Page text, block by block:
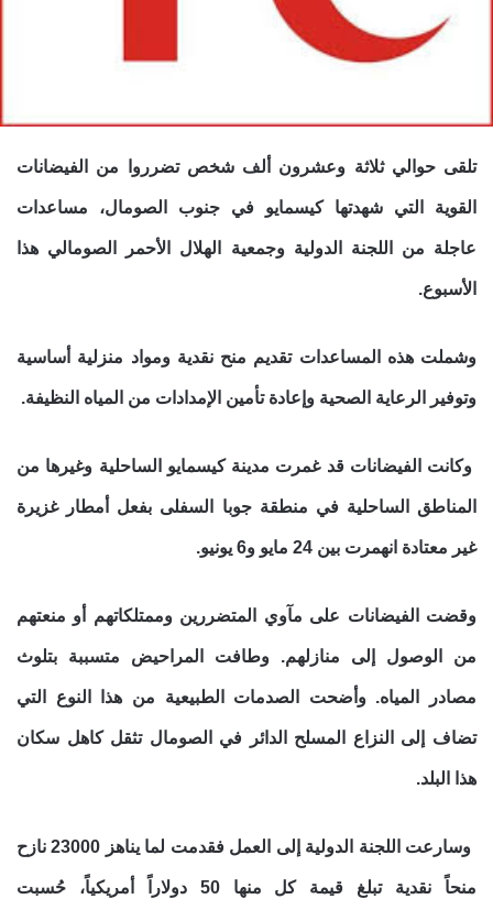
تلقى حوالي ثلاثة وعشرون ألف شخص تضرروا من الفيضانات
القوية التي شهدتها كيسمايو في جنوب الصومال، مساعدات
عاجلة من اللجنة الدولية وجمعية الهلال الأحمر الصومالي هذا
الأسبوع.
وشملت هذه المساعدات تقديم منح نقدية ومواد منزلية أساسية
وتوفير الرعاية الصحية وإعادة تأمين الإمدادات من المياه النظيفة.
وكانت الفيضانات قد غمرت مدينة كيسمايو الساحلية وغيرها من
المناطق الساحلية في منطقة جوبا السفلى بفعل أمطار غزيرة
غير معتادة انهمرت بين 24 مايو و6 يونيو.
وقضت الفيضانات على مآوي المتضررين وممتلكاتهم أو منعتهم
من الوصول إلى منازلهم. وطافت المراحيض متسببة بتلوث
مصادر المياه. وأضحت الصدمات الطبيعية من هذا النوع التي
تضاف إلى النزاع المسلح الدائر في الصومال تثقل كاهل سكان
هذا البلد.
وسارعت اللجنة الدولية إلى العمل فقدمت لما يناهز 23000 نازح
منحاً نقدية تبلغ قيمة كل منها 50 دولاراً أمريكياً، حُسبت